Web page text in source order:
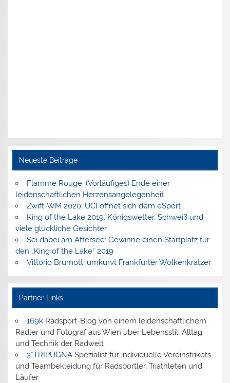
Neueste Beiträge
Flamme Rouge: (Vorläufiges) Ende einer
leidenschaftlichen Herzensangelegenheit
Zwift-WM 2020: UCI öffnet sich dem eSport
King of the Lake 2019: Königswetter, Schweiß und
viele glückliche Gesichter
Sei dabei am Attersee: Gewinne einen Startplatz für
den „King of the Lake“ 2019
Vittorio Brumotti umkurvt Frankfurter Wolkenkratzer
Partner-Links
169kRadsport-Blog von einem leidenschaftlichem
Radler und Fotograf aus Wien über Lebensstil, Alltag
und Technik der Radwelt
3*TRIPUGNASpezialist für individuelle Vereinstrikots
und Teambekleidung für Radsportler, Triathleten und
Läufer